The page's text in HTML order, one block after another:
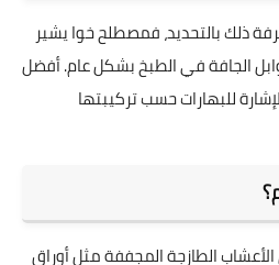
ذلك بالتحديد، فمصطلح خوا يشير
الجافة في الطبخ بشكل عام. أفضل
للبهارات حسب تركيبتها
الطازجة المجففة مثل أوراق